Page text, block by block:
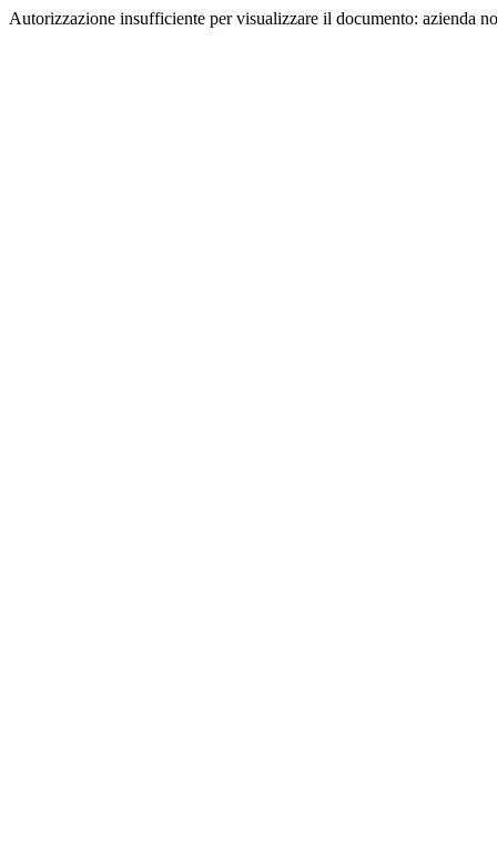
Autorizzazione insufficiente per visualizzare il documento: azienda